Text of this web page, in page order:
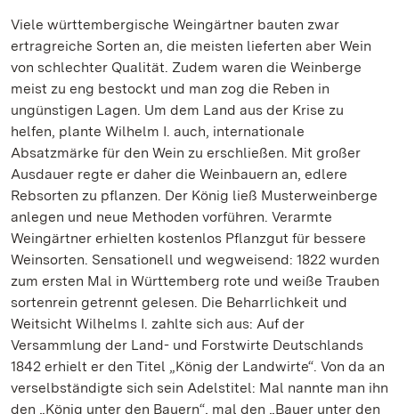
Viele württembergische Weingärtner bauten zwar
ertragreiche Sorten an, die meisten lieferten aber Wein
von schlechter Qualität. Zudem waren die Weinberge
meist zu eng bestockt und man zog die Reben in
ungünstigen Lagen. Um dem Land aus der Krise zu
helfen, plante Wilhelm I. auch, internationale
Absatzmärke für den Wein zu erschließen. Mit großer
Ausdauer regte er daher die Weinbauern an, edlere
Rebsorten zu pflanzen. Der König ließ Musterweinberge
anlegen und neue Methoden vorführen. Verarmte
Weingärtner erhielten kostenlos Pflanzgut für bessere
Weinsorten. Sensationell und wegweisend: 1822 wurden
zum ersten Mal in Württemberg rote und weiße Trauben
sortenrein getrennt gelesen. Die Beharrlichkeit und
Weitsicht Wilhelms I. zahlte sich aus: Auf der
Versammlung der Land- und Forstwirte Deutschlands
1842 erhielt er den Titel „König der Landwirte“. Von da an
verselbständigte sich sein Adelstitel: Mal nannte man ihn
den „König unter den Bauern“, mal den „Bauer unter den